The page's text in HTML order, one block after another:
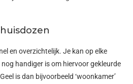
en overzichtelijk. Je kan op elke
handiger is om hiervoor gekleurde
is dan bijvoorbeeld ‘woonkamer’